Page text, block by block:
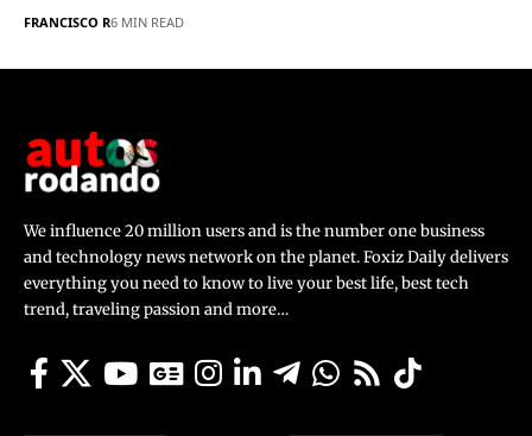
FRANCISCO R6 MIN READ
We influence 20 million users and is the number one business
and technology news network on the planet. Foxiz Daily delivers
everything you need to know to live your best life, best tech
trend, traveling passion and more…